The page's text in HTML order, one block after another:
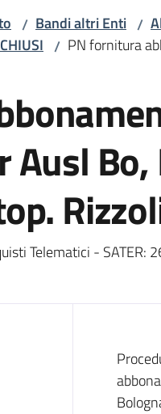
/ Bandi altri Enti /
/ PN fornitura
Bo,
Telematici - SATER: